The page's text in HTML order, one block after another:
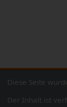
Diese Seite
Der Inhalt ist